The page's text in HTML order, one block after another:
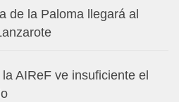
de la Paloma llegará al
AIReF ve insuficiente el